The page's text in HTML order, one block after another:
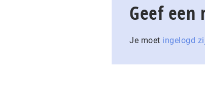
Geef een
Je moet ingelogd